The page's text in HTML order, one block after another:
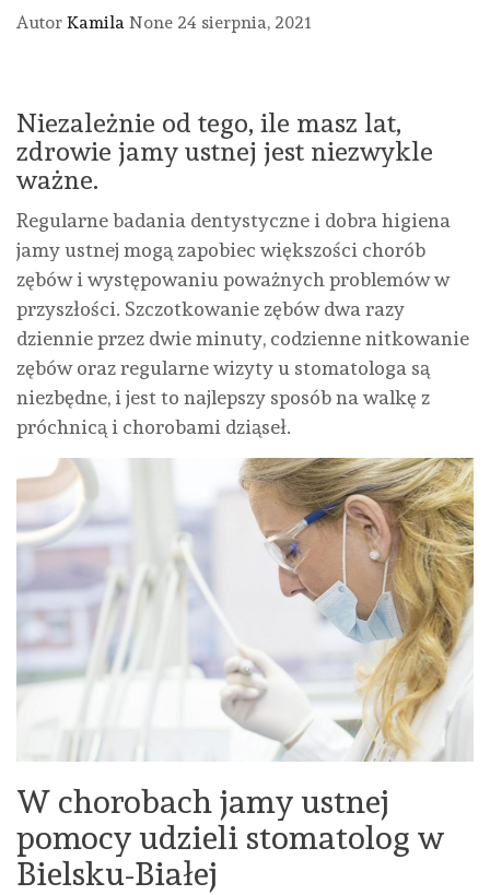
Autor Kamila None 24 sierpnia, 2021
Niezależnie od tego, ile masz lat,
zdrowie jamy ustnej jest niezwykle
ważne.
Regularne badania dentystyczne i dobra higiena
jamy ustnej mogą zapobiec większości chorób
zębów i występowaniu poważnych problemów w
przyszłości. Szczotkowanie zębów dwa razy
dziennie przez dwie minuty, codzienne nitkowanie
zębów oraz regularne wizyty u stomatologa są
niezbędne, i jest to najlepszy sposób na walkę z
próchnicą i chorobami dziąseł.
W chorobach jamy ustnej
pomocy udzieli stomatolog w
Bielsku-Białej